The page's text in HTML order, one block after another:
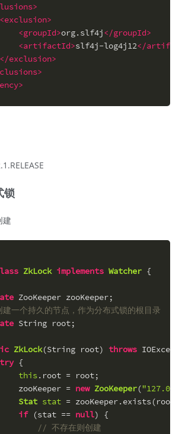
>
<exclusion>
<groupId>org.slf4j</groupId>
<artifactId>slf4j-log4j12</
</exclusion>
>
>
锁
建
ZkLock implements Watcher {
ZooKeeper zooKeeper;
一个持久的节点，作为分布式锁的根目录
String root;
ZkLock(String root) throws
try {
this.root = root;
zooKeeper =
new ZooKeeper(
Stat stat =
if (stat == null) {
// 不存在则创建